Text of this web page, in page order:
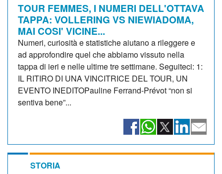
TOUR FEMMES, I NUMERI DELL'OTTAVA
TAPPA: VOLLERING VS NIEWIADOMA,
MAI COSI' VICINE...
Numeri, curiosità e statistiche aiutano a rileggere e
ad approfondire quel che abbiamo vissuto nella
tappa di ieri e nelle ultime tre settimane. Seguiteci: 1:
IL RITIRO DI UNA VINCITRICE DEL TOUR, UN
EVENTO INEDITOPauline Ferrand-Prévot “non si
sentiva bene”...
STORIA